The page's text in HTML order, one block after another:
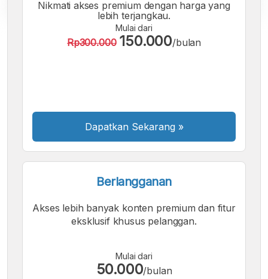
Font
A
Font
A
Font
Nikmati akses premium dengan harga yang
lebih terjangkau.
Mulai dari
Rp300.000 150.000/bulan
Dapatkan Sekarang »
Berlangganan
Akses lebih banyak konten premium dan fitur
eksklusif khusus pelanggan.
Mulai dari
50.000/bulan